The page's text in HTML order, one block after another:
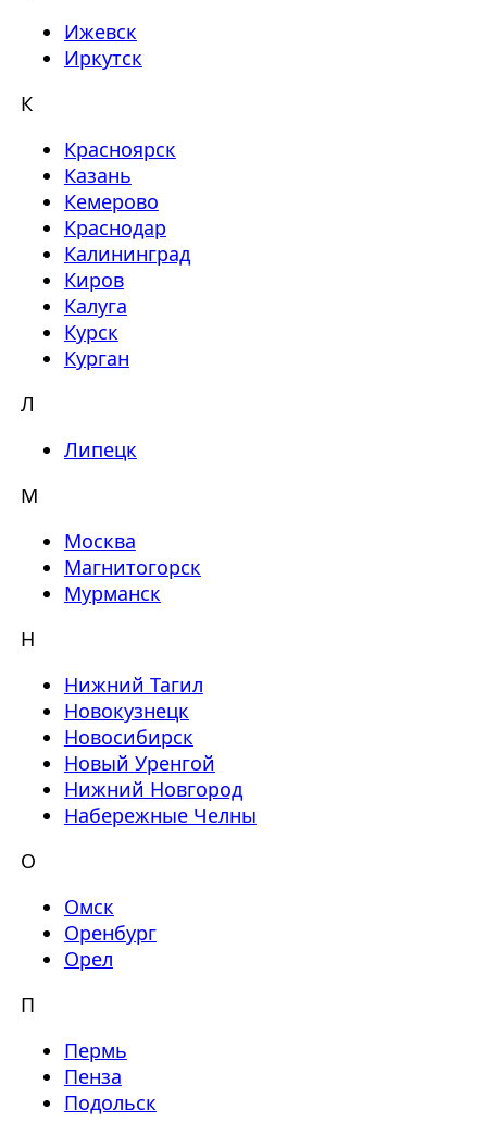
Ижевск
Иркутск
К
Красноярск
Казань
Кемерово
Краснодар
Калининград
Киров
Калуга
Курск
Курган
Л
Липецк
М
Москва
Магнитогорск
Мурманск
Н
Нижний Тагил
Новокузнецк
Новосибирск
Новый Уренгой
Нижний Новгород
Набережные Челны
О
Омск
Оренбург
Орел
П
Пермь
Пенза
Подольск